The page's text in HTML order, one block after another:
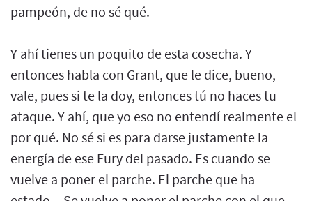
pampeón, de no sé qué.
Y ahí tienes un poquito de esta cosecha. Y
entonces habla con Grant, que le dice, bueno,
vale, pues si te la doy, entonces tú no haces tu
ataque. Y ahí, que yo eso no entendí realmente el
por qué. No sé si es para darse justamente la
energía de ese Fury del pasado. Es cuando se
vuelve a poner el parche. El parche que ha